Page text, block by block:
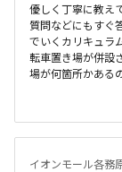
優しく丁寧に教え
質問などにもすぐ
でいくカリキュラ
転車置き場が併設
場が何箇所かある
明るく綺麗で、
とおもいました
通いやすい価格設
イオンモール各務